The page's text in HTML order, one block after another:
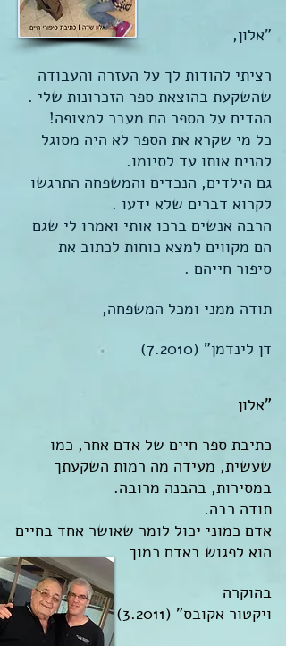
"אלון,
רציתי להודות לך על העזרה והעבודה
שהשקעת בהוצאת ספר הזכרונות שלי .
ההדים על הספר הם מעבר למצופה!
כל מי שקרא את הספר לא היה מסוגל
להניח אותו עד לסיומו.
גם הילדים, הנכדים והמשפחה התרגשו
לקרוא דברים שלא ידעו .
הרבה אנשים ברכו אותי ואמרו לי שגם
הם מקווים למצא כוחות לכתוב את
סיפור חייהם .
תודה ממני ומכל המשפחה,
דן לינדמן" (7.2010)
"אלון
כתיבת ספר חיים של אדם אחר, כמו
שעשית, מעידה מה רמות השקעתך
במסירות, בהבנה מרובה.
תודה רבה.
אדם כמוני יכול לומר שאושר אחד בחיים
הוא לפגוש באדם כמוך
בהוקרה
ויקטור אקובס" (3.2011)